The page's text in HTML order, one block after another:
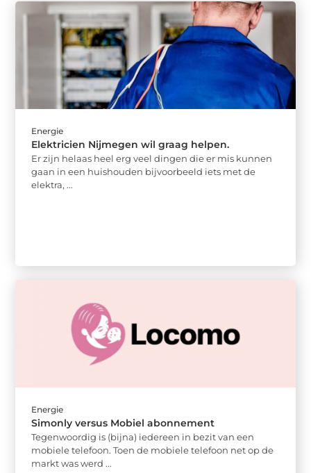
Energie
Elektricien Nijmegen wil graag helpen.
Er zijn helaas heel erg veel dingen die er mis kunnen
gaan in een huishouden bijvoorbeeld iets met de
elektra, ...
Energie
Simonly versus Mobiel abonnement
Tegenwoordig is (bijna) iedereen in bezit van een
mobiele telefoon. Toen de mobiele telefoon net op de
markt was werd ...